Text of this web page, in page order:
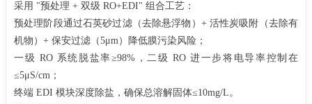
采用 "预处理 + 双级 RO+EDI" 组合工艺：​
预处理阶段通过石英砂过滤（去除悬浮物） + 活性炭吸附（去除有
机物）+ 保安过滤（5μm）降低膜污染风险；​
一级 RO 系统脱盐率≥98%，二级 RO 进一步将电导率控制在
≤5μS/cm；​
终端 EDI 模块深度除盐，确保总溶解固体≤10mg/L。​